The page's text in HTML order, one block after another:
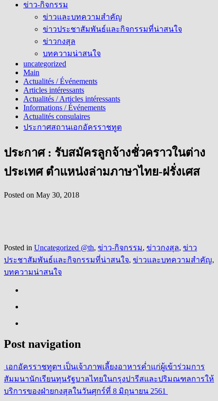
ข่าว-กิจกรรม
ข่าวและบทความสำคัญ
ข่าวประชาสัมพันธ์และกิจกรรมที่น่าสนใจ
ข่าวกงสุล
บทความน่าสนใจ
uncategorized
Main
Actualités / Événements
Articles intéressants
Actualités / Articles intéressants
Informations / Événements
Actualités consulaires
ประกาศสถานเอกอัครราชทูต
ประกาศ : รับสมัครลูกจ้างชั่วคราวในต่าง
ประเทศ ตำแหน่งล่ามภาษาไทย-ฝรั่งเศส
Posted on May 30, 2018
Posted in Uncategorized @th, ข่าว-กิจกรรม, ข่าวกงสุล, ข่าว
ประชาสัมพันธ์และกิจกรรมที่น่าสนใจ, ข่าวและบทความสำคัญ,
บทความน่าสนใจ
Post navigation
เอกอัครราชทูตฯ เป็นเจ้าภาพเลี้ยงอาหารค่ำแก่ผู้เข้าร่วมการ
สัมมนานักเรียนทุนรัฐบาลไทยในกรุงปารีสและปริมณฑลการให้
บริการของฝ่ายกงสุลในวันศุกร์ที่ 8 มิถุนายน 2561